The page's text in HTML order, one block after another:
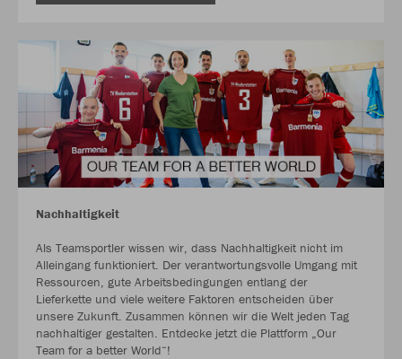
Nachhaltigkeit
Als Teamsportler wissen wir, dass Nachhaltigkeit nicht im
Alleingang funktioniert. Der verantwortungsvolle Umgang mit
Ressourcen, gute Arbeitsbedingungen entlang der
Lieferkette und viele weitere Faktoren entscheiden über
unsere Zukunft. Zusammen können wir die Welt jeden Tag
nachhaltiger gestalten. Entdecke jetzt die Plattform „Our
Team for a better World“!